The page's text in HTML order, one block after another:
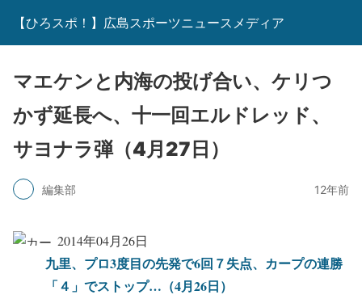
【ひろスポ！】広島スポーツニュースメディア
マエケンと内海の投げ合い、ケリつ
かず延長へ、十一回エルドレッド、
サヨナラ弾（4月27日）
編集部 12年前
2014年04月26日
九里、プロ3度目の先発で6回７失点、カープの連勝
「４」でストップ…（4月26日）